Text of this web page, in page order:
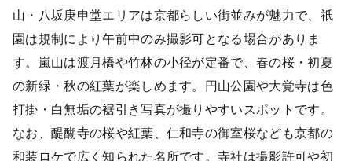
山・八坂庚申堂エリアは京都らしい街並みが魅力で、祇
園は規制により午前中のみ撮影可となる場合がありま
す。嵐山は渡月橋や竹林の小径が定番で、春の桜・初夏
の新緑・秋の紅葉が楽しめます。円山公園や大覚寺は色
打掛・白無垢の裾引き写真が撮りやすいスポットです。
なお、醍醐寺の桜や紅葉、仁和寺の御室桜なども京都の
和装ロケで広く知られた名所です。寺社は撮影許可や初